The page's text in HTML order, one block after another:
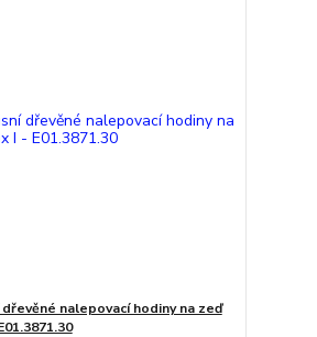
nalepovací hodiny na zeď